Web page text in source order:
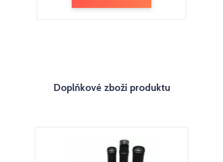
Doplňkové zboží produktu